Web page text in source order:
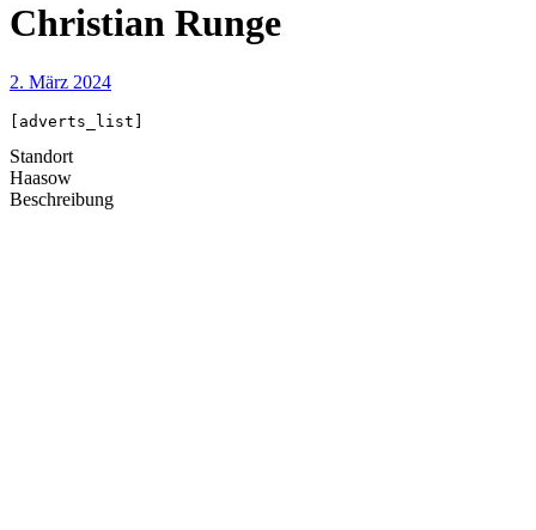
Christian Runge
2. März 2024
[adverts_list]
Standort
Haasow
Beschreibung